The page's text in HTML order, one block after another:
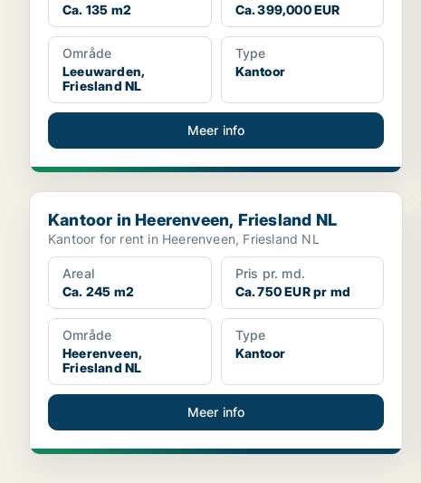
Ca. 135 m2
Ca. 399,000 EUR
Område
Leeuwarden,
Friesland NL
Type
Kantoor
Meer info
Kantoor in Heerenveen, Friesland NL
Kantoor in Heerenveen, Friesland NL
Kantoor for rent in Heerenveen, Friesland NL
Areal
Ca. 245 m2
Pris pr. md.
Ca. 750 EUR pr md
Område
Heerenveen,
Friesland NL
Type
Kantoor
Meer info